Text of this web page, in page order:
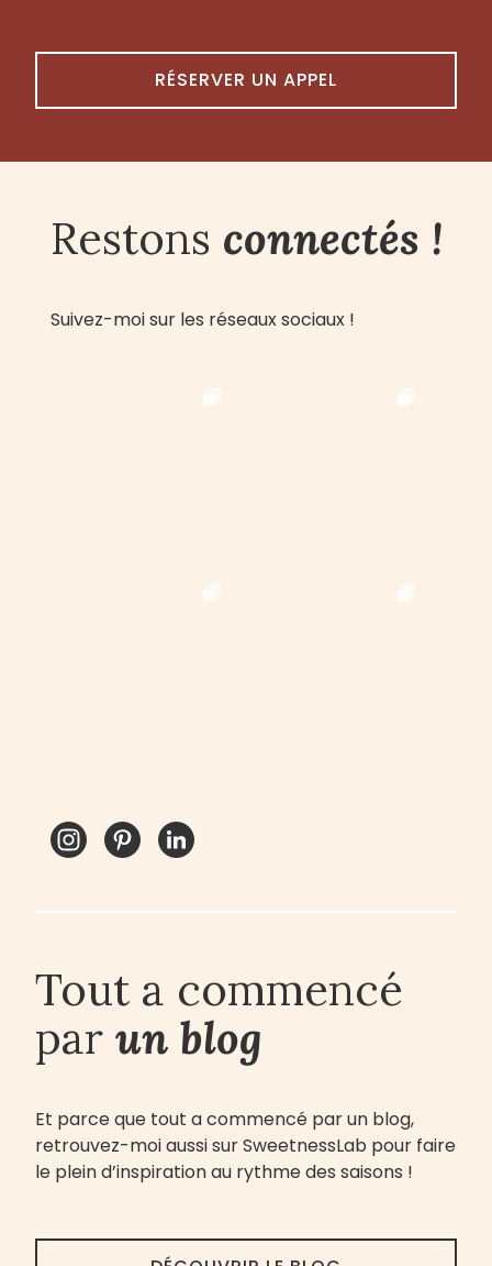
RÉSERVER UN APPEL
Restons connectés !
Suivez-moi sur les réseaux sociaux !
Tout a commencé
par un blog
Et parce que tout a commencé par un blog,
retrouvez-moi aussi sur SweetnessLab pour faire
le plein d’inspiration au rythme des saisons !